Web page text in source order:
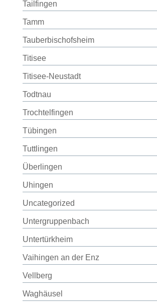
Tailfingen
Tamm
Tauberbischofsheim
Titisee
Titisee-Neustadt
Todtnau
Trochtelfingen
Tübingen
Tuttlingen
Überlingen
Uhingen
Uncategorized
Untergruppenbach
Untertürkheim
Vaihingen an der Enz
Vellberg
Waghäusel